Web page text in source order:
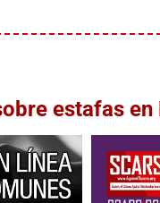
estafas en